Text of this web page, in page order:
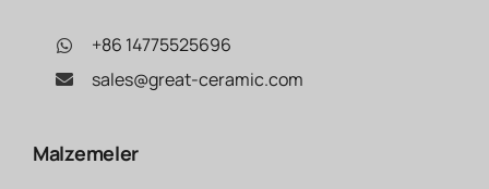
+86 14775525696
sales@great-ceramic.com
Malzemeler